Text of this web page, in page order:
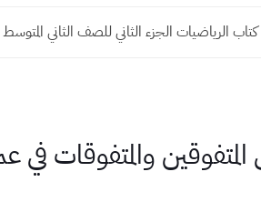
الرياضيات الجزء الثاني للصف الثاني المتوسط 2022 -...
والمتفوقات في